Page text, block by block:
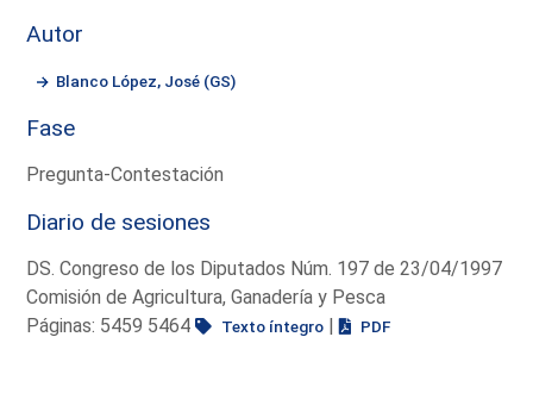
Autor
Blanco López, José (GS)
Fase
Pregunta-Contestación
Diario de sesiones
DS. Congreso de los Diputados Núm. 197 de 23/04/1997
Comisión de Agricultura, Ganadería y Pesca
Páginas: 5459 5464
Texto íntegro | PDF